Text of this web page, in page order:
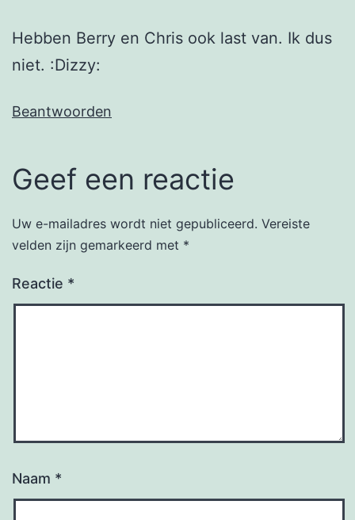
Hebben Berry en Chris ook last van. Ik dus
niet. :Dizzy:
Beantwoorden
Geef een reactie
Uw e-mailadres wordt niet gepubliceerd. Vereiste
velden zijn gemarkeerd met *
Reactie *
Naam *